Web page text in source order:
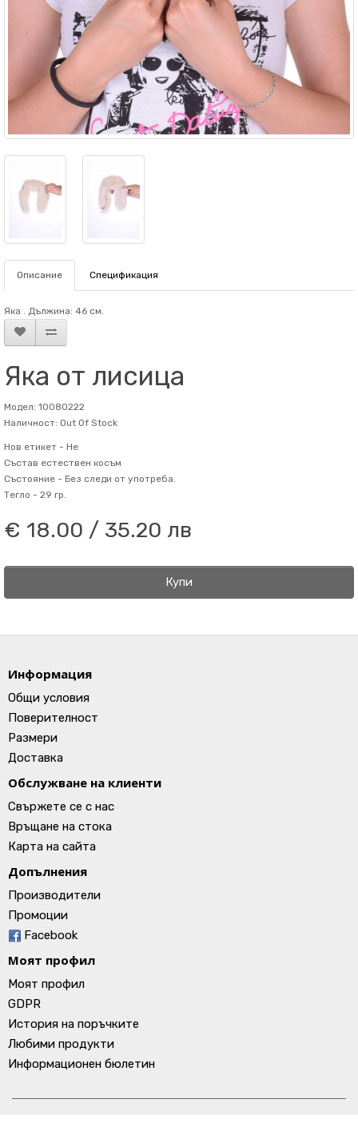
Описание Спецификация
Яка . Дължина: 46 см.
Яка от лисица
Модел: 10080222
Наличност: Out Of Stock
Нов етикет - Не
Състав естествен косъм
Състояние - Без следи от употреба.
Тегло - 29 гр.
€ 18.00 / 35.20 лв
Купи
Информация
Общи условия
Поверителност
Размери
Доставка
Обслужване на клиенти
Свържете се с нас
Връщане на стока
Карта на сайта
Допълнения
Производители
Промоции
Facebook
Моят профил
Моят профил
GDPR
История на поръчките
Любими продукти
Информационен бюлетин